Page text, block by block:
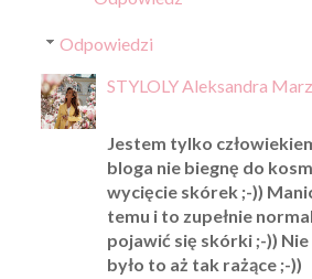
Odpowiedzi
STYLOLY Aleksandra
Jestem tylko
bloga nie biegnę do
wycięcie skórek ;-))
temu i to zupełnie
pojawić się skórki ;-))
było to aż tak rażące ;-))